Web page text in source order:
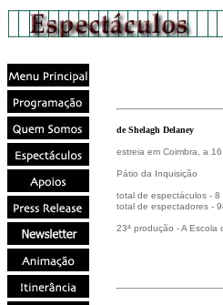
de Shelagh Delaney
estreia em Coimbra, a
Pátio da Inquisição
total de espectáculos - 8
total de espectadores -
23ª produção - A Escola